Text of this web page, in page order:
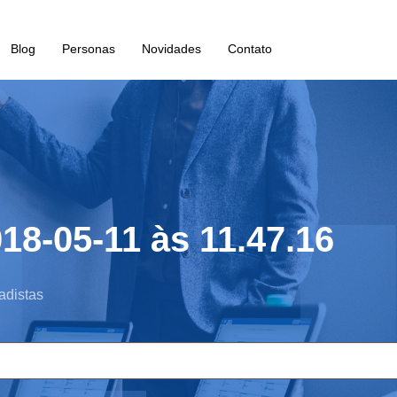
Blog Personas Novidades Contato
05-11 às 11.47.16